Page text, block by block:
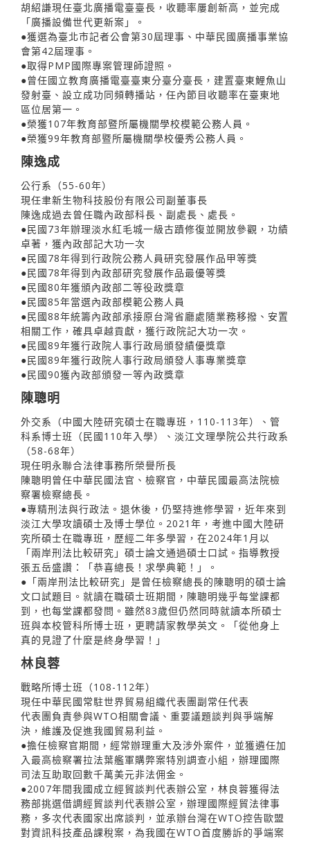
胡紹謙現任臺北廣播電臺臺長，收聽率屢創新高，並完成
「廣播設備世代更新案」。
●獲選為臺北市記者公會第30屆理事、中華民國廣播事業協
會第42屆理事。
●取得PMP國際專案管理師證照。
●曾任國立教育廣播電臺臺東分臺分臺長，建置臺東鯉魚山
發射臺、設立成功同頻轉播站，任內節目收聽率在臺東地
區位居第一。
●榮獲107年教育部暨所屬機關學校模範公務人員。
●榮獲99年教育部暨所屬機關學校優秀公務人員。
陳逸成
公行系（55-60年）
現任聿新生物科技股份有限公司副董事長
陳逸成過去曾任職內政部科長、副處長、處長。
●民國73年辦理淡水紅毛城一級古蹟修復並開放參觀，功績
卓著，獲內政部記大功一次
●民國78年得到行政院公務人員研究發展作品甲等獎
●民國78年得到內政部研究發展作品最優等獎
●民國80年獲頒內政部二等役政獎章
●民國85年當選內政部模範公務人員
●民國88年統籌內政部承接原台灣省廳處隨業務移撥、安置
相關工作，確具卓越貢獻，獲行政院記大功一次。
●民國89年獲行政院人事行政局頒發績優獎章
●民國89年獲行政院人事行政局頒發人事專業獎章
●民國90獲內政部頒發一等內政獎章
陳聰明
外交系（中國大陸研究碩士在職專班，110-113年）、管
科系博士班（民國110年入學）、淡江文理學院公共行政系
（58-68年）
現任明永聯合法律事務所榮譽所長
陳聰明曾任中華民國法官、檢察官，中華民國最高法院檢
察署檢察總長。
●專精刑法與行政法。退休後，仍堅持進修學習，近年來到
淡江大學攻讀碩士及博士學位。2021年，考進中國大陸研
究所碩士在職專班，歷經二年多學習，在2024年1月以
「兩岸刑法比較研究」碩士論文通過碩士口試。指導教授
張五岳盛讚：「恭喜總長！求學典範！」。
●「兩岸刑法比較研究」是曾任檢察總長的陳聰明的碩士論
文口試題目。就讀在職碩士班期間，陳聰明幾乎每堂課都
到，也每堂課都發問。雖然83歲但仍然同時就讀本所碩士
班與本校管科所博士班，更聘請家教學英文。「從他身上
真的見證了什麼是終身學習！」
林良蓉
戰略所博士班（108-112年）
現任中華民國常駐世界貿易組織代表團副常任代表
代表團負責參與WTO相關會議、重要議題談判與爭端解
決，維護及促進我國貿易利益。
●擔任檢察官期間，經常辦理重大及涉外案件，並獲遴任加
入最高檢察署拉法葉艦軍購弊案特別調查小組，辦理國際
司法互助取回數千萬美元非法佣金。
●2007年間我國成立經貿談判代表辦公室，林良蓉獲得法
務部挑選借調經貿談判代表辦公室，辦理國際經貿法律事
務，多次代表國家出席談判，並承辦台灣在WTO控告歐盟
對資訊科技產品課稅案，為我國在WTO首度勝訴的爭端案